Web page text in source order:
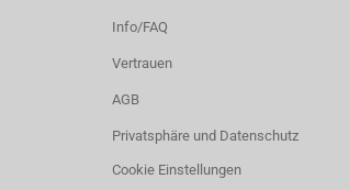
Info/FAQ
Vertrauen
AGB
Privatsphäre und Datenschutz
Cookie Einstellungen